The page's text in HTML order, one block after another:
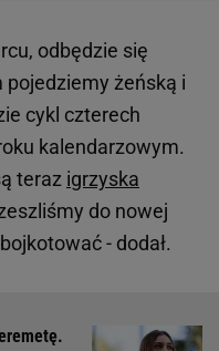
odbędzie się
pojedziemy żeńską i
cykl czterech
kalendarzowym.
teraz igrzyska
do nowej
- dodał.